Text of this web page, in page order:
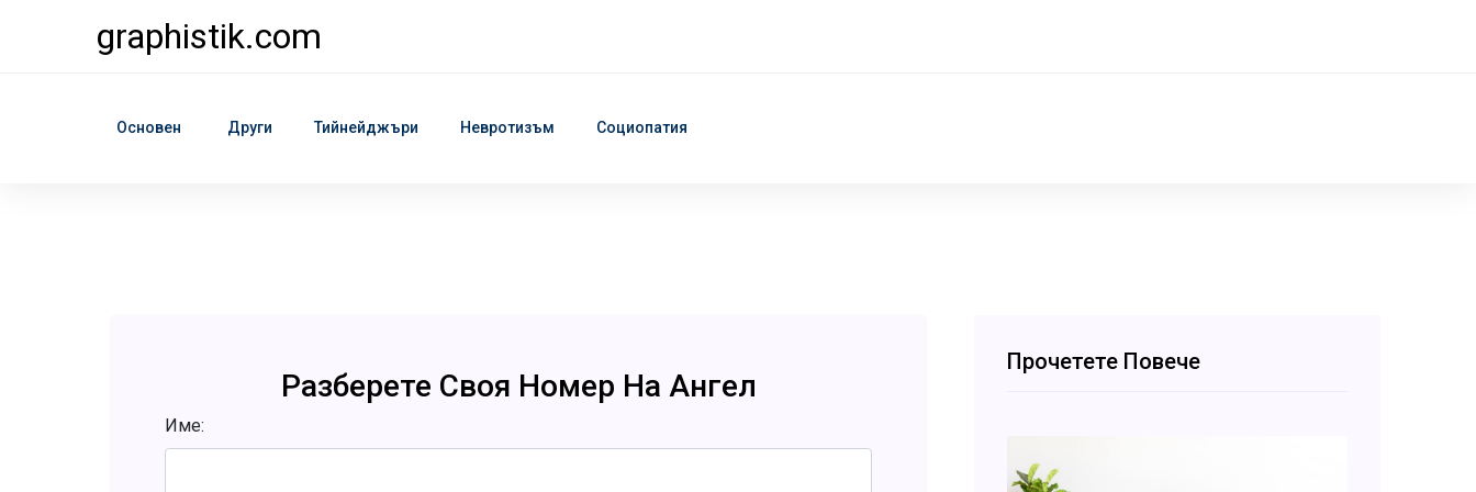
graphistik.com
Основен Други Тийнейджъри Невротизъм Социопатия
Разберете Своя Номер На Ангел
Име:
Прочетете Повече